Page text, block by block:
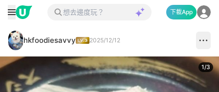
下載App
hkfoodiesavvy 2025/12/12
1/3